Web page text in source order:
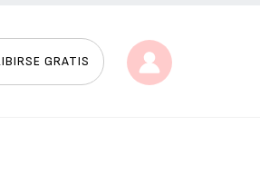
GRATIS